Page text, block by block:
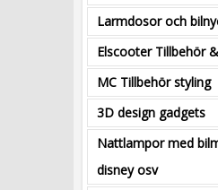
Larmdosor och
Elscooter Tillbehör
MC Tillbehör styling
3D design gadgets
Nattlampor med
disney osv